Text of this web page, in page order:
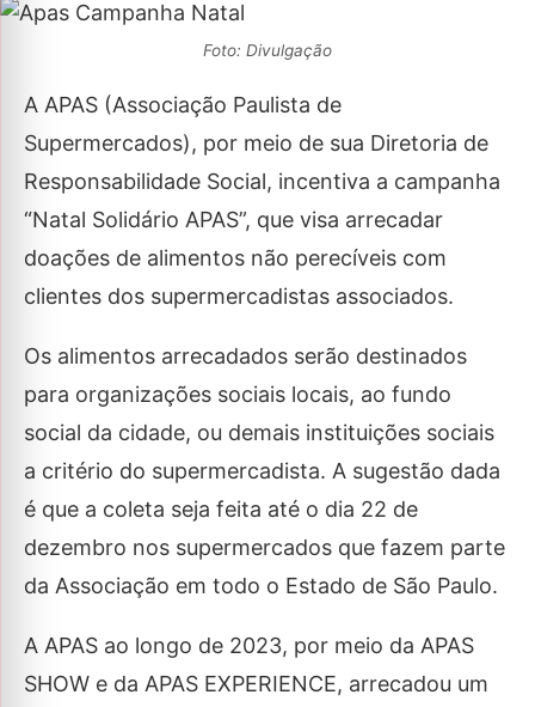
Foto: Divulgação
A APAS (Associação Paulista de
Supermercados), por meio de sua Diretoria de
Responsabilidade Social, incentiva a campanha
“Natal Solidário APAS”, que visa arrecadar
doações de alimentos não perecíveis com
clientes dos supermercadistas associados.
Os alimentos arrecadados serão destinados
para organizações sociais locais, ao fundo
social da cidade, ou demais instituições sociais
a critério do supermercadista. A sugestão dada
é que a coleta seja feita até o dia 22 de
dezembro nos supermercados que fazem parte
da Associação em todo o Estado de São Paulo.
A APAS ao longo de 2023, por meio da APAS
SHOW e da APAS EXPERIENCE, arrecadou um